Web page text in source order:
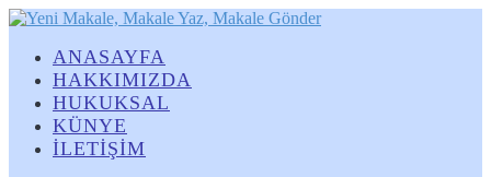
ANASAYFA
HAKKIMIZDA
HUKUKSAL
KÜNYE
İLETİŞİM